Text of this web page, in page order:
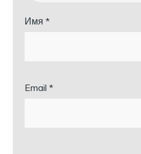
Имя*
Email*